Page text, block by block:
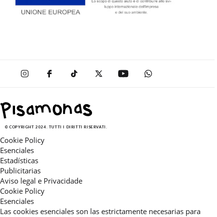
© COPYRIGHT 2024. TUTTI I DIRITTI RISERVATI.
Cookie Policy
Esenciales
Estadísticas
Publicitarias
Aviso legal e Privacidade
Cookie Policy
Esenciales
Las cookies esenciales son las estrictamente necesarias para